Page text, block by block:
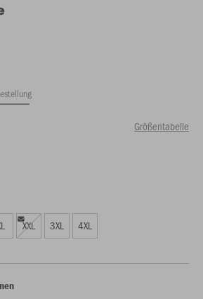
Größentabelle
XXL 3XL 4XL